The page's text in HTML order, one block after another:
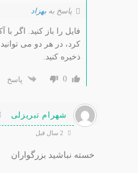
پاسخ بهبهزاد
فایل را باز کنید. اگر با
ذخیره کنید.
0 پاسخ
شهرام تبریزلی
خسته نباشید بزرگواران